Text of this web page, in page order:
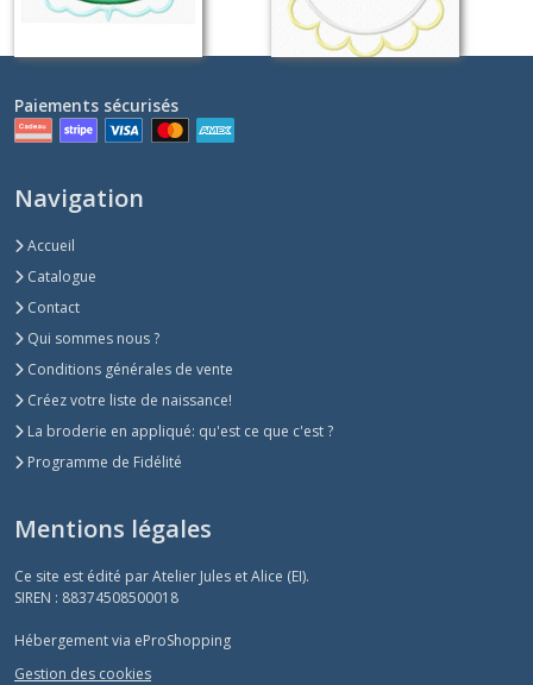
Paiements sécurisés
Navigation
Accueil
Catalogue
Contact
Qui sommes nous ?
Conditions générales de vente
Créez votre liste de naissance!
La broderie en appliqué: qu'est ce que c'est ?
Programme de Fidélité
Mentions légales
Ce site est édité par Atelier Jules et Alice (EI).
SIREN : 88374508500018
Hébergement via eProShopping
Gestion des cookies